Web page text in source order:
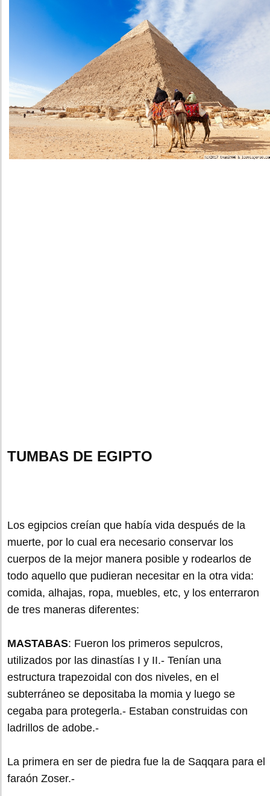
TUMBAS DE EGIPTO
Los egipcios creían que había vida después de la
muerte, por lo cual era necesario conservar los
cuerpos de la mejor manera posible y rodearlos de
todo aquello que pudieran necesitar en la otra vida:
comida, alhajas, ropa, muebles, etc, y los enterraron
de tres maneras diferentes:
MASTABAS: Fueron los primeros sepulcros,
utilizados por las dinastías I y II.- Tenían una
estructura trapezoidal con dos niveles, en el
subterráneo se depositaba la momia y luego se
cegaba para protegerla.- Estaban construidas con
ladrillos de adobe.-
La primera en ser de piedra fue la de Saqqara para el
faraón Zoser.-